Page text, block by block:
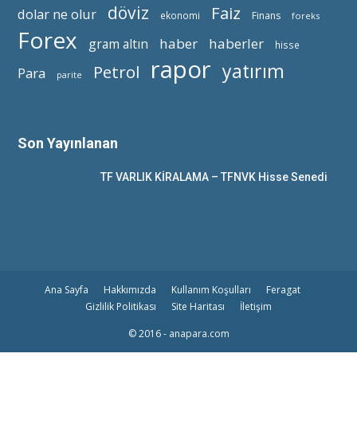
dolar ne olur döviz ekonomi Faiz Finans foreks
Forex gram altın haber haberler hisse
Para parite Petrol rapor yatırım
Son Yayınlanan
TF VARLIK KİRALAMA – TFNVK Hisse Senedi
Ana Sayfa Hakkımızda Kullanım Koşulları
Feragat
Gizlilik Politikası
Site Haritası
İletişim
© 2016 - anapara.com